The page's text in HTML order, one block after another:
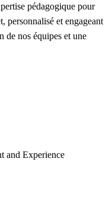
pédagogique pour
personnalisé et engageant
de nos équipes et une
and Experience